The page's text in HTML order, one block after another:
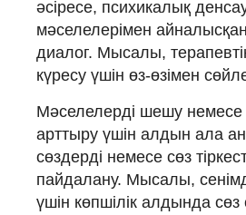
әсіресе, психикалық
мәселелерімен
диалог. Мысалы,
күресу үшін өз-өзімен
Мәселелерді шешу немесе
арттыру үшін алдын ала
сөздерді немесе сөз
пайдалану. Мысалы,
үшін көпшілік алдында